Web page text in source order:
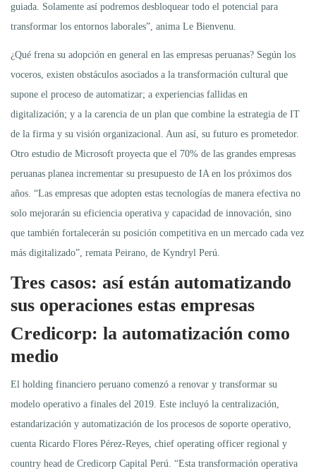
guiada. Solamente así podremos desbloquear todo el potencial para
transformar los entornos laborales”, anima Le Bienvenu.
¿Qué frena su adopción en general en las empresas peruanas? Según los
voceros, existen obstáculos asociados a la transformación cultural que
supone el proceso de automatizar; a experiencias fallidas en
digitalización; y a la carencia de un plan que combine la estrategia de IT
de la firma y su visión organizacional. Aun así, su futuro es prometedor.
Otro estudio de Microsoft proyecta que el 70% de las grandes empresas
peruanas planea incrementar su presupuesto de IA en los próximos dos
años. “Las empresas que adopten estas tecnologías de manera efectiva no
solo mejorarán su eficiencia operativa y capacidad de innovación, sino
que también fortalecerán su posición competitiva en un mercado cada vez
más digitalizado”, remata Peirano, de Kyndryl Perú.
Tres casos: así están automatizando
sus operaciones estas empresas
Credicorp: la automatización como
medio
El holding financiero peruano comenzó a renovar y transformar su
modelo operativo a finales del 2019. Este incluyó la centralización,
estandarización y automatización de los procesos de soporte operativo,
cuenta Ricardo Flores Pérez-Reyes, chief operating officer regional y
country head de Credicorp Capital Perú. “Esta transformación operativa